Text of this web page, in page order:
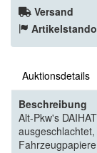
Versand
Auktionsdetails
Beschreibung
Alt-Pkw's
Fahrzeugpapiere